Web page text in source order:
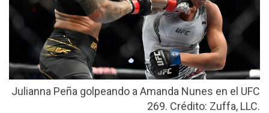
Julianna Peña golpeando a Amanda Nunes en el UFC
269. Crédito: Zuffa, LLC.